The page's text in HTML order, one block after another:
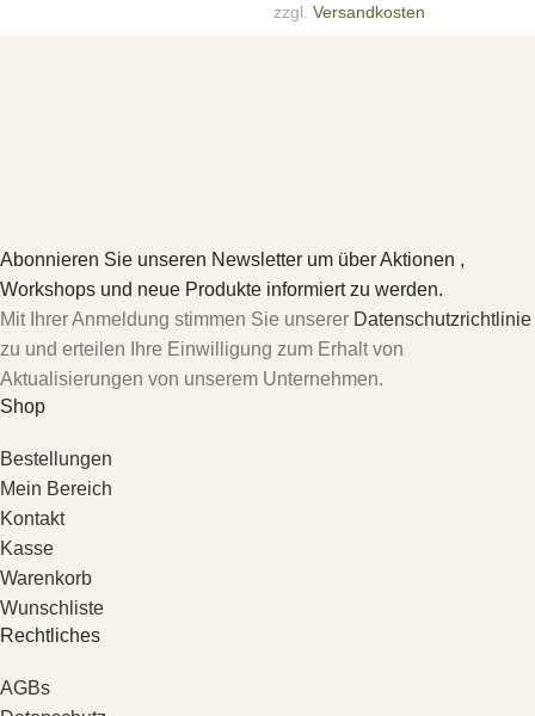
zzgl. Versandkosten
Abonnieren Sie unseren Newsletter um über Aktionen ,
Workshops und neue Produkte informiert zu werden.
Mit Ihrer Anmeldung stimmen Sie unserer Datenschutzrichtlinie
zu und erteilen Ihre Einwilligung zum Erhalt von
Aktualisierungen von unserem Unternehmen.
Shop
Bestellungen
Mein Bereich
Kontakt
Kasse
Warenkorb
Wunschliste
Rechtliches
AGBs